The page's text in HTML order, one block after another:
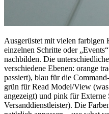
Ausgerüstet mit vielen farbigen
einzelnen Schritte oder
nachbilden. Die
verschiedene Ebenen: orange
passiert), blau für die
grün für Read Model/View
angezeigt) und pink für Externe
Versanddienstleister). Die